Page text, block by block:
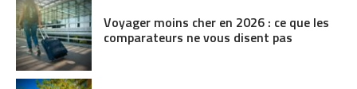
Voyager moins cher en 2026 : ce que les
comparateurs ne vous disent pas